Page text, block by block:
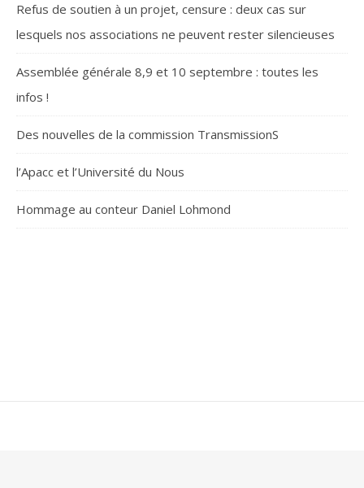
Refus de soutien à un projet, censure : deux cas sur
lesquels nos associations ne peuvent rester silencieuses
Assemblée générale 8,9 et 10 septembre : toutes les
infos !
Des nouvelles de la commission TransmissionS
l’Apacc et l’Université du Nous
Hommage au conteur Daniel Lohmond